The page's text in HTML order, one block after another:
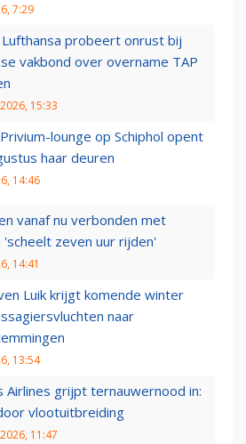
7:29
probeert onrust bij
vakbond over overname TAP
15:33
lounge op Schiphol opent
haar deuren
14:46
vanaf nu verbonden met
'scheelt zeven uur rijden'
14:41
Luik krijgt komende winter
naar
13:54
Airlines grijpt ternauwernood in:
vlootuitbreiding
11:47